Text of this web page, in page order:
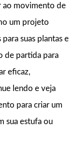
ao movimento de
um projeto
suas plantas e
de partida para
eficaz,
lendo e veja
para criar um
sua estufa ou